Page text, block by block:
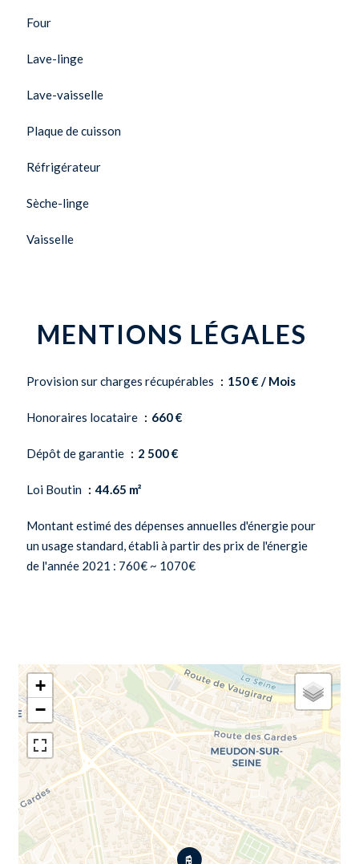
Four
Lave-linge
Lave-vaisselle
Plaque de cuisson
Réfrigérateur
Sèche-linge
Vaisselle
MENTIONS LÉGALES
Provision sur charges récupérables 150 € / Mois
Honoraires locataire 660 €
Dépôt de garantie 2 500 €
Loi Boutin 44.65 m²
Montant estimé des dépenses annuelles d'énergie pour
un usage standard, établi à partir des prix de l'énergie
de l'année 2021 : 760€ ~ 1070€
+
−